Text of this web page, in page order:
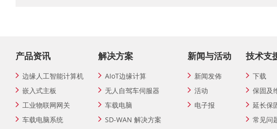
产品资讯
边缘人工智能计算机
嵌入式主板
工业物联网网关
车载电脑系统
解决方案
AIoT边缘计算
无人自驾车伺服器
车载电脑
SD-WAN 解决方案
新闻与活动
新闻发佈
活动
电子报
技术支
下载
保固及
延长保
常见问